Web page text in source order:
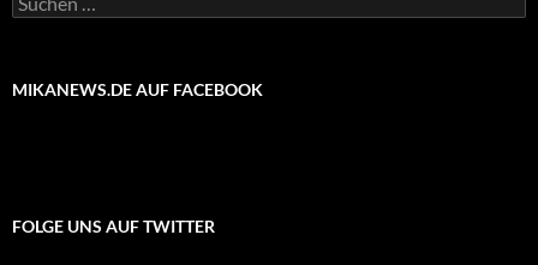
nach:
MIKANEWS.DE AUF FACEBOOK
FOLGE UNS AUF TWITTER